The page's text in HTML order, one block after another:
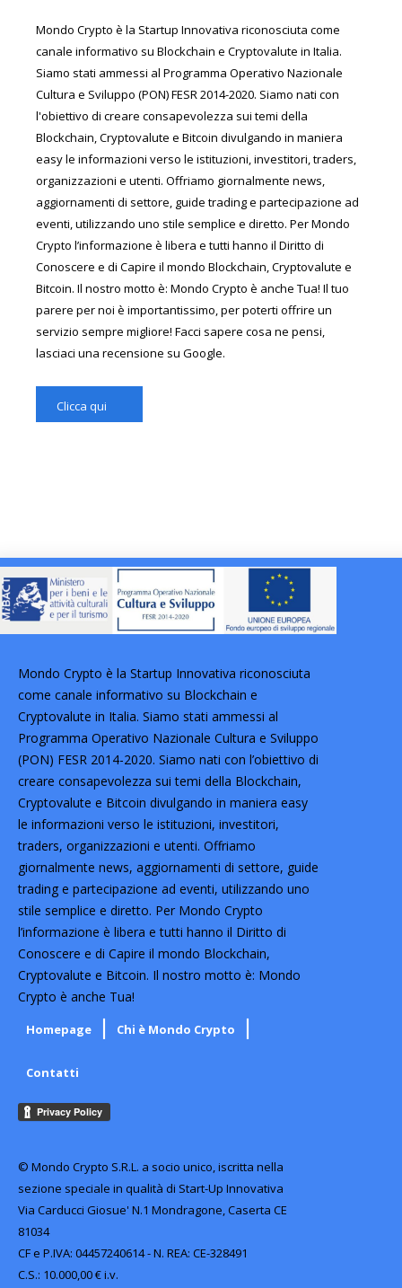
Mondo Crypto è la Startup Innovativa riconosciuta come
canale informativo su Blockchain e Cryptovalute in Italia.
Siamo stati ammessi al Programma Operativo Nazionale
Cultura e Sviluppo (PON) FESR 2014-2020. Siamo nati con
l'obiettivo di creare consapevolezza sui temi della
Blockchain, Cryptovalute e Bitcoin divulgando in maniera
easy le informazioni verso le istituzioni, investitori, traders,
organizzazioni e utenti. Offriamo giornalmente news,
aggiornamenti di settore, guide trading e partecipazione ad
eventi, utilizzando uno stile semplice e diretto. Per Mondo
Crypto l’informazione è libera e tutti hanno il Diritto di
Conoscere e di Capire il mondo Blockchain, Cryptovalute e
Bitcoin. Il nostro motto è: Mondo Crypto è anche Tua! Il tuo
parere per noi è importantissimo, per poterti offrire un
servizio sempre migliore! Facci sapere cosa ne pensi,
lasciaci una recensione su Google.
Clicca qui
Mondo Crypto è la Startup Innovativa riconosciuta
come canale informativo su Blockchain e
Cryptovalute in Italia. Siamo stati ammessi al
Programma Operativo Nazionale Cultura e Sviluppo
(PON) FESR 2014-2020. Siamo nati con l’obiettivo di
creare consapevolezza sui temi della Blockchain,
Cryptovalute e Bitcoin divulgando in maniera easy
le informazioni verso le istituzioni, investitori,
traders, organizzazioni e utenti. Offriamo
giornalmente news, aggiornamenti di settore, guide
trading e partecipazione ad eventi, utilizzando uno
stile semplice e diretto. Per Mondo Crypto
l’informazione è libera e tutti hanno il Diritto di
Conoscere e di Capire il mondo Blockchain,
Cryptovalute e Bitcoin. Il nostro motto è: Mondo
Crypto è anche Tua!
Homepage Chi è Mondo Crypto
Contatti
© Mondo Crypto S.R.L. a socio unico, iscritta nella
sezione speciale in qualità di Start-Up Innovativa
Via Carducci Giosue' N.1 Mondragone, Caserta CE
81034
CF e P.IVA: 04457240614 - N. REA: CE-328491
C.S.: 10.000,00 € i.v.